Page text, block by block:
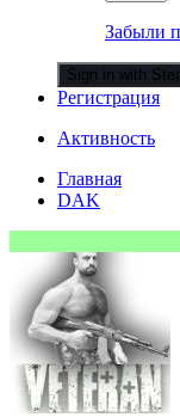
Забыли
Sign in with
Регистрация
Активность
Главная
DAK